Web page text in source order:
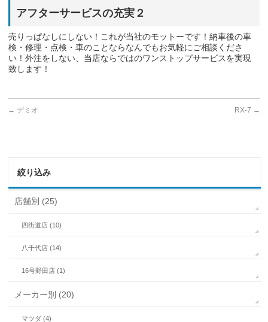
アフターサービスの充実２
売りっぱなしにしない！これが当社のモットーです！納車後の車
検・修理・点検・車のことならなんでもお気軽にご相談くださ
い！外注をしない、当店ならではのワンストップサービスを実現
致します！
← デミオ RX-7 →
絞り込み
店舗別 (25)
四街道店 (10)
八千代店 (14)
16号野田店 (1)
メーカー別 (20)
マツダ (4)